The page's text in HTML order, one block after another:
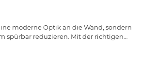
moderne Optik an die Wand, sondern
spürbar reduzieren. Mit der richtigen…